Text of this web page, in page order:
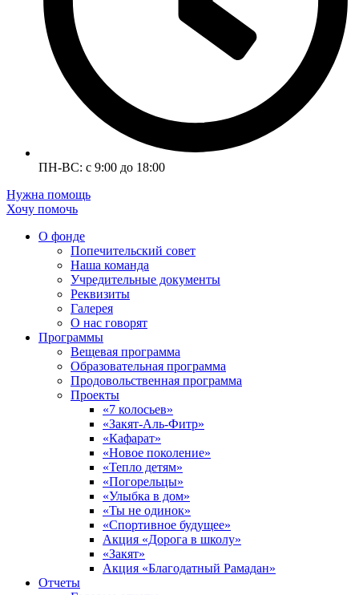
ПН-ВС: с 9:00 до 18:00
Нужна помощь
Хочу помочь
О фонде
Попечительский совет
Наша команда
Учредительные документы
Реквизиты
Галерея
О нас говорят
Программы
Вещевая программа
Образовательная программа
Продовольственная программа
Проекты
«7 колосьев»
«Закят-Аль-Фитр»
«Кафарат»
«Новое поколение»
«Тепло детям»
«Погорельцы»
«Улыбка в дом»
«Ты не одинок»
«Спортивное будущее»
Акция «Дорога в школу»
«Закят»
Акция «Благодатный Рамадан»
Отчеты